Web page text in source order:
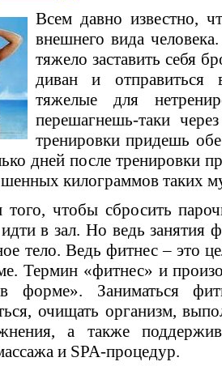
Всем давно известно,
внешнего вида
тяжело заставить себя
диван и отправиться
тяжелые для
перешагнешь-таки
тренировки придешь
дней после тренировки
килограммов таких
чтобы сбросить
идти в зал. Но ведь
тело. Ведь фитнес – это
Термин «фитнес» и
форме». Заниматься
очищать организм,
а также
и SPA-процедур.